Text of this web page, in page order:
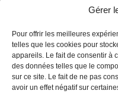
Gérer
Pour offrir les meilleures
telles que les cookies pour
appareils. Le fait de consentir à
des données telles que le
sur ce site. Le fait de ne pas
avoir un effet négatif sur
© ALL RIGHTS